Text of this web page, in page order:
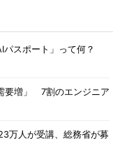
パスポート」って何？
要増」 7割のエンジニア
万人が受講、総務省が募